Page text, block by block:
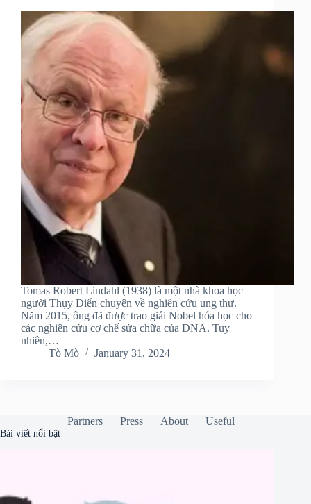
Tomas Robert Lindahl (1938) là một nhà khoa học
người Thụy Điển chuyên về nghiên cứu ung thư.
Năm 2015, ông đã được trao giải Nobel hóa học cho
các nghiên cứu cơ chế sửa chữa của DNA. Tuy
nhiên,…
Tò Mò
January 31, 2024
Partners Press About Useful
Bài viết nổi bật